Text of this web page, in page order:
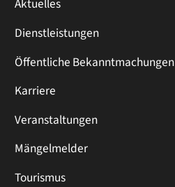
Aktuelles
Dienstleistungen
Öffentliche Bekanntmachungen
Karriere
Veranstaltungen
Mängelmelder
Tourismus